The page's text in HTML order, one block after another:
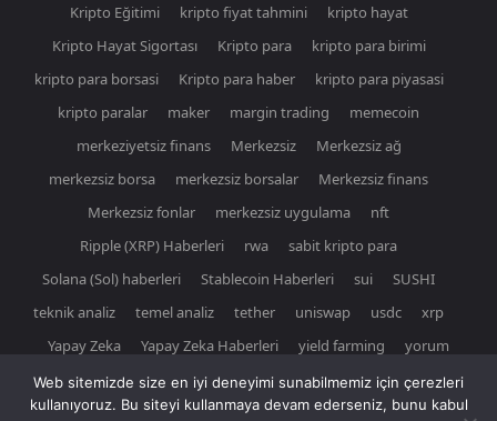
Kripto Eğitimi
kripto fiyat tahmini
kripto hayat
Kripto Hayat Sigortası
Kripto para
kripto para birimi
kripto para borsasi
Kripto para haber
kripto para piyasasi
kripto paralar
maker margin trading
memecoin
merkeziyetsiz finans
Merkezsiz
Merkezsiz ağ
merkezsiz borsa
merkezsiz borsalar
Merkezsiz finans
Merkezsiz fonlar
merkezsiz uygulama
nft
Ripple (XRP) Haberleri
rwa
sabit kripto para
Solana (Sol) haberleri
Stablecoin Haberleri sui
SUSHI
teknik analiz
temel analiz tether uniswap usdc
xrp
Yapay Zeka
Yapay Zeka Haberleri yield farming yorum
Web sitemizde size en iyi deneyimi sunabilmemiz için çerezleri
kullanıyoruz. Bu siteyi kullanmaya devam ederseniz, bunu kabul